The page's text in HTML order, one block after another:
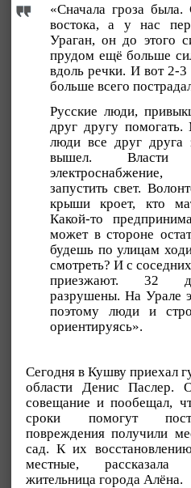
«Сначала гроза
востока, а у нас
Ураган, он до этого
прудом ещё больше
вдоль речки. И вот 2-
больше всего
Русские люди,
друг другу помогать.
люди все друг друга
вышел. Власти
запустить свет.
крыши кроет, кто
Какой-то
может в стороне
будешь по улицам
смотреть? И с
приезжают. 32
разрушены. На Урале
поэтому люди и
ориентируясь».
Сегодня в Кушву приехал
области Денис Паслер.
совещание и пообещал,
сроки помогут
повреждения получили
сад. К их
местные,
жительница города Алёна.